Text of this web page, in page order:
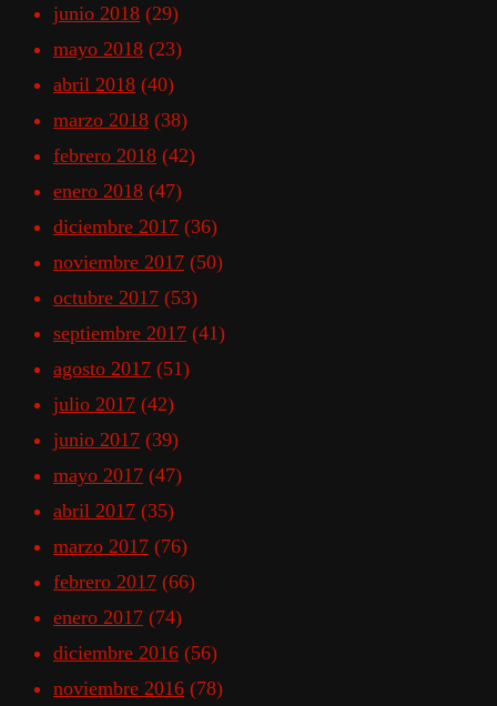
junio 2018 (29)
mayo 2018 (23)
abril 2018 (40)
marzo 2018 (38)
febrero 2018 (42)
enero 2018 (47)
diciembre 2017 (36)
noviembre 2017 (50)
octubre 2017 (53)
septiembre 2017 (41)
agosto 2017 (51)
julio 2017 (42)
junio 2017 (39)
mayo 2017 (47)
abril 2017 (35)
marzo 2017 (76)
febrero 2017 (66)
enero 2017 (74)
diciembre 2016 (56)
noviembre 2016 (78)